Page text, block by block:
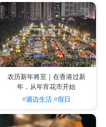
统豪宅区，在繁华的闹市中感受难得
名的打卡热点，从 V
时间？
分钟，即可抵达铜锣湾避风塘及著名
维港天际线，或是每天中午 12 时准时
的水上文化与百年历史。
住宅的配套，如何提
开放式、一房至两房套房房型，每
亦备有光纤无线网络，让您随时随地
花园等文化古蹟，还是在仅 5 分钟步
刻享受完善的生活配套，在香港找犹
农历新年将至｜在香港过新
年，从年宵花市开始
#週边生活#假日